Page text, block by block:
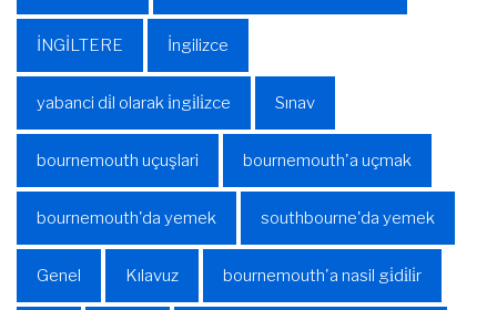
İNGİLTERE İngilizce
yabanci di̇l olarak i̇ngi̇li̇zce Sınav
bournemouth uçuşlari bournemouth'a uçmak
bournemouth'da yemek southbourne'da yemek
Genel Kılavuz bournemouth'a nasil gi̇di̇li̇r